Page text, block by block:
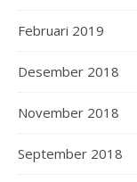
Februari 2019
Desember 2018
November 2018
September 2018